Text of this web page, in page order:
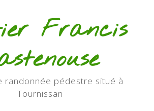
Francis
randonnée pédestre situé à
Tournissan